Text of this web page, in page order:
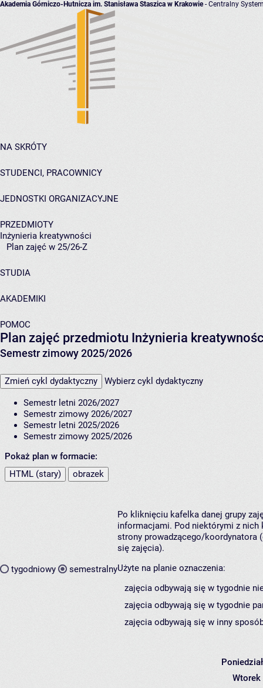
Akademia Górniczo-Hutnicza im. Stanisława Staszica w Krakowie- Centralny
NA SKRÓTY
STUDENCI, PRACOWNICY
JEDNOSTKI ORGANIZACYJNE
PRZEDMIOTY
Inżynieria kreatywności
Plan zajęć w 25/26-Z
STUDIA
AKADEMIKI
POMOC
Plan zajęć przedmiotu Inżynieria
Semestr zimowy 2025/2026
Zmień cykl dydaktyczny Wybierz cykl dydaktyczny
Semestr letni 2026/2027
Semestr zimowy 2026/2027
Semestr letni 2025/2026
Semestr zimowy 2025/2026
Pokaż plan w formacie:
HTML (stary)
obrazek
tygodniowy semestralny
Po kliknięciu kafelka danej grupy
informacjami. Pod niektórymi z nich
strony prowadzącego/koordynatora
się zajęcia).
Użyte na planie oznaczenia:
zajęcia odbywają się w tygodnie
zajęcia odbywają się w tygodnie
zajęcia odbywają się w inny
Wtorek